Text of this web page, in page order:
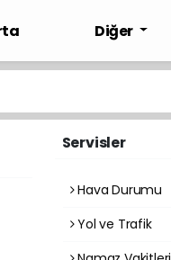
Diğer
Servisler
Hava Durumu
Yol ve Trafik